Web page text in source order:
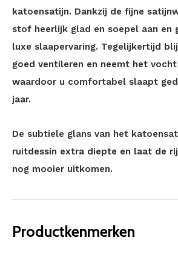
katoensatijn. Dankzij de fijne
stof heerlijk glad en soepel aan en
luxe slaapervaring. Tegelijkertijd
goed ventileren en neemt het
waardoor u comfortabel slaapt
jaar.
De subtiele glans van het
ruitdessin extra diepte en laat de
nog mooier uitkomen.
Productkenmerken